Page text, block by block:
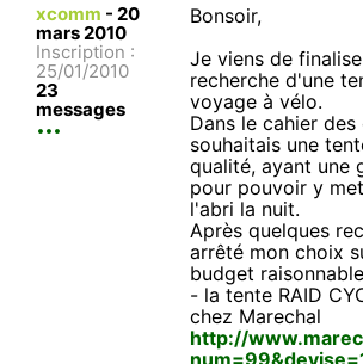
xcomm - 20
mars 2010
Inscription :
25/01/2010
23
messages
Bonsoir,
Je viens de
recherche d'une
voyage à vélo.
Dans le cahier des
souhaitais une
qualité, ayant une
pour pouvoir y
l'abri la nuit.
Après quelques
arrêté mon choix
budget
- la tente RAID
chez Marechal
http://